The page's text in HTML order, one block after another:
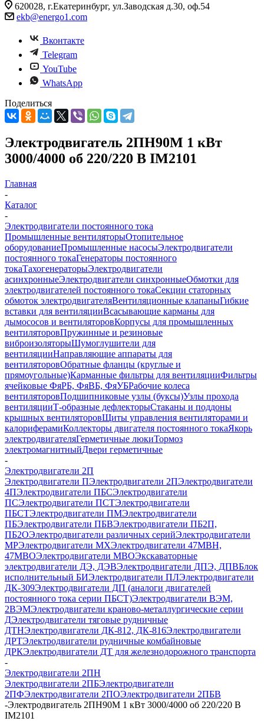
620028, г.Екатеринбург, ул.Заводская д.30, оф.54
ekb@energo1.com
Вконтакте
Telegram
YouTube
WhatsApp
Поделиться
Электродвигатель 2ПН90М 1 кВт
3000/4000 об 220/220 В IM2101
Главная
-
Каталог
-
Электродвигатели постоянного тока
Промышленные вентиляторыОтопительное
оборудованиеПромышленные насосыЭлектродвигатели
постоянного токаГенераторы постоянного
токаТахогенераторыЭлектродвигатели
асинхронныеЭлектродвигатели синхронныеОбмотки для
электродвигателей постоянного токаСекции статорных
обмоток электродвигателяВентиляционные клапаныГибкие
вставки для вентиляцииВсасывающие карманы для
дымососов и вентиляторовКорпусы для промышленных
вентиляторовПружинные и резиновые
виброизоляторыШумоглушители для
вентиляцииНаправляющие аппараты для
вентиляторовОбратные фланцы (круглые и
прямоугольные)Карманные фильтры для вентиляцииФильтры
ячейковые ФяРБ, ФяВБ, ФяУБРабочие колеса
вентиляторовПодшипниковые узлы (буксы)Узлы прохода
вентиляцииТ-образные дефлекторыСтаканы и поддоны
крышных вентиляторовЩиты управления вентиляторами и
калориферамиКоллекторы двигателя постоянного токаЯкорь
электродвигателяГерметичные люкиТормоз
электромагнитныйДвери герметичные
-
Электродвигатели 2П
Электродвигатели ПЭлектродвигатели 2ПЭлектродвигатели
4ПЭлектродвигатели ПБСЭлектродвигатели
ПСЭлектродвигатели ПСТЭлектродвигатели
ПБСТЭлектродвигатели ПМЭлектродвигатели
ПБЭлектродвигатели ПБВЭлектродвигатели ПБ2П,
ПБ2ОЭлектродвигатели различных серийЭлектродвигатели
МРЭлектродвигатели MXЭлектродвигатели 47MBH,
47МВОЭлектродвигатели MBOЭкскаваторные
электродвигатели ДЭ, ДЭВЭлектродвигатели ДПЭ, ДПВБлок
исполнительный БИЭлектродвигатели ПЛЭлектродвигатели
ДК-309Электродвигатели ДП (аналоги двигателей
постоянного тока серии ПБСТ)Электродвигатели ВЭМ,
2ВЭМЭлектродвигатели краново-металлургические серии
ДЭлектродвигатели тяговые рудничные
ДТНЭлектродвигатели ДК-812, ДК-816Электродвигатели
ДРТЭлектродвигатели рудничные комбайновые
ДРКЭлектродвигатели ДТ для железнодорожного транспорта
-
Электродвигатели 2ПН
Электродвигатели 2ПБЭлектродвигатели
2ПФЭлектродвигатели 2ПОЭлектродвигатели 2ПБВ
-Электродвигатель 2ПН90М 1 кВт 3000/4000 об 220/220 В
IM2101